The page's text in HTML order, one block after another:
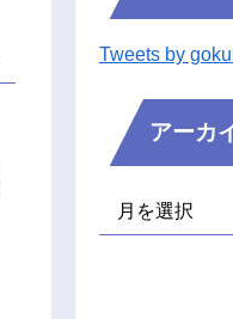
Tweets by
アーカ